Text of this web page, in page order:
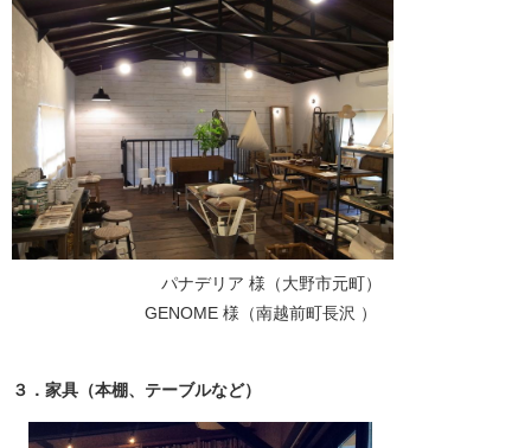
パナデリア 様（大野市元町）
GENOME 様（南越前町長沢 ）
３．家具（本棚、テーブルなど）